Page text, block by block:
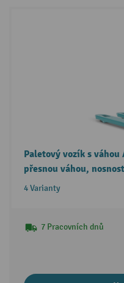
Paletový vozík s váhou
přesnou váhou,
4 Varianty
7 Pracovních dnů